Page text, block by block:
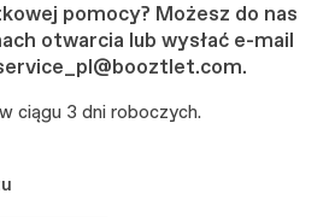
pomocy? Możesz do nas
otwarcia lub wysłać e-mail
ciągu 3 dni roboczych.